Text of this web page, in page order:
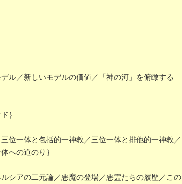
ル／新しいモデルの価値／「神の河」を俯瞰する
｝
位一体と包括的一神教／三位一体と排他的一神教／
への道のり｝
シアの二元論／悪魔の登場／悪霊たちの履歴／この